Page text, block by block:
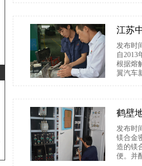
江苏
发布时
自2013
根据熔
翼汽车
鹤壁
发布时
镁合金
造的镁
便。并